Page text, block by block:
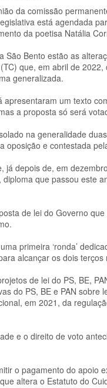
da comissão
está agendada
da poetisa Natália
São Bento estão as
que, em abril de
generalizada.
um texto
a proposta só será
na generalidade
oposição e contestada
depois de, em
que passou este
de lei do Governo
primeira ‘ronda’
alcançar os dois
de lei do PS, BE,
do PS, BE e PAN
em 2021, da
e o direito de voto
o pagamento do apoio
altera o Estatuto do